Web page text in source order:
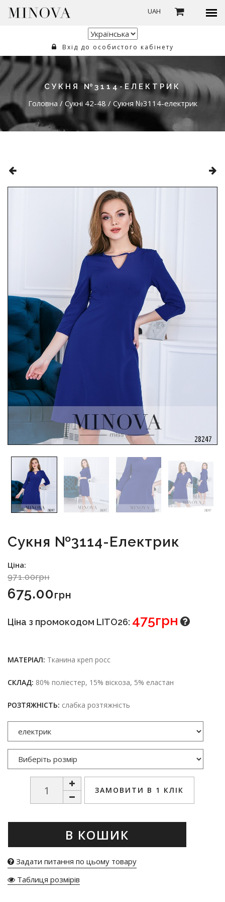
UAH
Вхід до особистого кабінету
СУКНЯ №3114-ЕЛЕКТРИК
Головна / Сукні 42-48 / Сукня №3114-електрик
Сукня №3114-Електрик
Ціна:
971.00грн
675.00Грн
Ціна з промокодом LITO26: 475грн
МАТЕРІАЛ: Тканина креп росс
СКЛАД: 80% поліестер, 15% віскоза, 5% еластан
РОЗТЯЖНІСТЬ: слабка розтяжність
ЗАМОВИТИ В 1 КЛІК
В КОШИК
Задати питання по цьому товару
Таблиця розмірів